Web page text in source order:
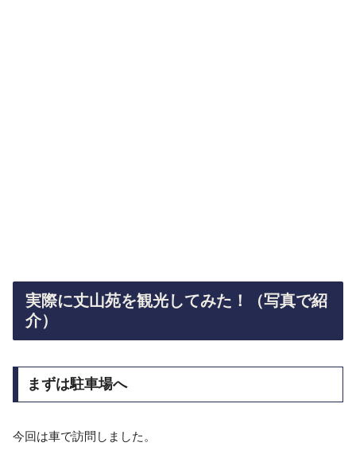
実際に丈山苑を観光してみた！（写真で紹
介）
まずは駐車場へ
今回は車で訪問しました。